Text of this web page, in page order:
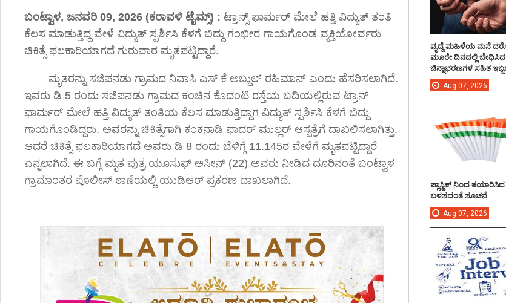
ಬಂಟ್ವಾಳ, ಜನವರಿ 09, 2026 (ಕರಾವಳಿ ಟೈಮ್ಸ್) : ಟ್ರಾನ್ಸ್ ಫಾರ್ಮರ್ ಮೇಲೆ ಹತ್ತಿ ವಿದ್ಯುತ್ ತಂತಿ
ಕೆಲಸ ಮಾಡುತ್ತಿದ್ದ ವೇಳೆ ವಿದ್ಯುತ್ ಸ್ಪರ್ಶಿಸಿ ಕೆಳಗೆ ಬಿದ್ದು ಗಂಭೀರ ಗಾಯಗೊಂಡ ವ್ಯಕ್ತಿಯೋರ್ವರು
ಚಿಕಿತ್ಸೆ ಫಲಕಾರಿಯಾಗದೆ ಗುರುವಾರ ಮೃತಪಟ್ಟಿದ್ದಾರೆ.
ಮೃತರನ್ನು ಸಜಿಪನಡು ಗ್ರಾಮದ ನಿವಾಸಿ ಎಸ್ ಕೆ ಅಬ್ದುಲ್ ರಹಿಮಾನ್ ಎಂದು ಹೆಸರಿಸಲಾಗಿದೆ.
ಇವರು ಡಿ 5 ರಂದು ಸಜಿಪನಡು ಗ್ರಾಮದ ಕಂಚಿನ ಕೊದಂಟಿ ರಸ್ತೆಯ ಬದಿಯಲ್ಲಿರುವ ಟ್ರಾನ್
ಫಾರ್ಮರ್ ಮೇಲೆ ಹತ್ತಿ ವಿದ್ಯುತ್ ತಂತಿಯ ಕೆಲಸ ಮಾಡುತ್ತಿದ್ದಾಗ ವಿದ್ಯುತ್ ಸ್ಪರ್ಶಿಸಿ ಕೆಳಗೆ ಬಿದ್ದು
ಗಾಯಗೊಂಡಿದ್ದರು. ಅವರನ್ನು ಚಿಕಿತ್ಸೆಗಾಗಿ ಕಂಕನಾಡಿ ಫಾದರ್ ಮುಲ್ಲರ್ ಆಸ್ಪತ್ರೆಗೆ ದಾಖಲಿಸಲಾಗಿತ್ತು.
ಆದರೆ ಚಿಕಿತ್ಸೆ ಫಲಕಾರಿಯಾಗದೆ ಅವರು ಡಿ 8 ರಂದು ಬೆಳಿಗ್ಗೆ 11.145ರ ವೇಳೆಗೆ ಮೃತಪಟ್ಟಿದ್ದಾರೆ
ಎನ್ನಲಾಗಿದೆ. ಈ ಬಗ್ಗೆ ಮೃತ ಪುತ್ರ ಯೂಸುಫ್ ಅಸೀನ್ (22) ಅವರು ನೀಡಿದ ದೂರಿನಂತೆ ಬಂಟ್ವಾಳ
ಗ್ರಾಮಾಂತರ ಪೊಲೀಸ್ ಠಾಣೆಯಲ್ಲಿ ಯುಡಿಆರ್ ಪ್ರಕರಣ ದಾಖಲಾಗಿದೆ.
ವೃದ್ದೆ ಮಹಿಳೆಯ ಮನೆ
ಮೂರೇ ದಿನದಲ್ಲಿ ಬೇಧಿಸಿದ
ಚಿನ್ನಾಭರಣಗಳ ಸಹಿತ
Aug 07, 2026
ಪ್ಲಾಸ್ಟಿಕ್ ನಿಂದ ತಯಾರಿಸಿದ
ಬಳಸದಂತೆ ಸೂಚನೆ
Aug 07, 2026